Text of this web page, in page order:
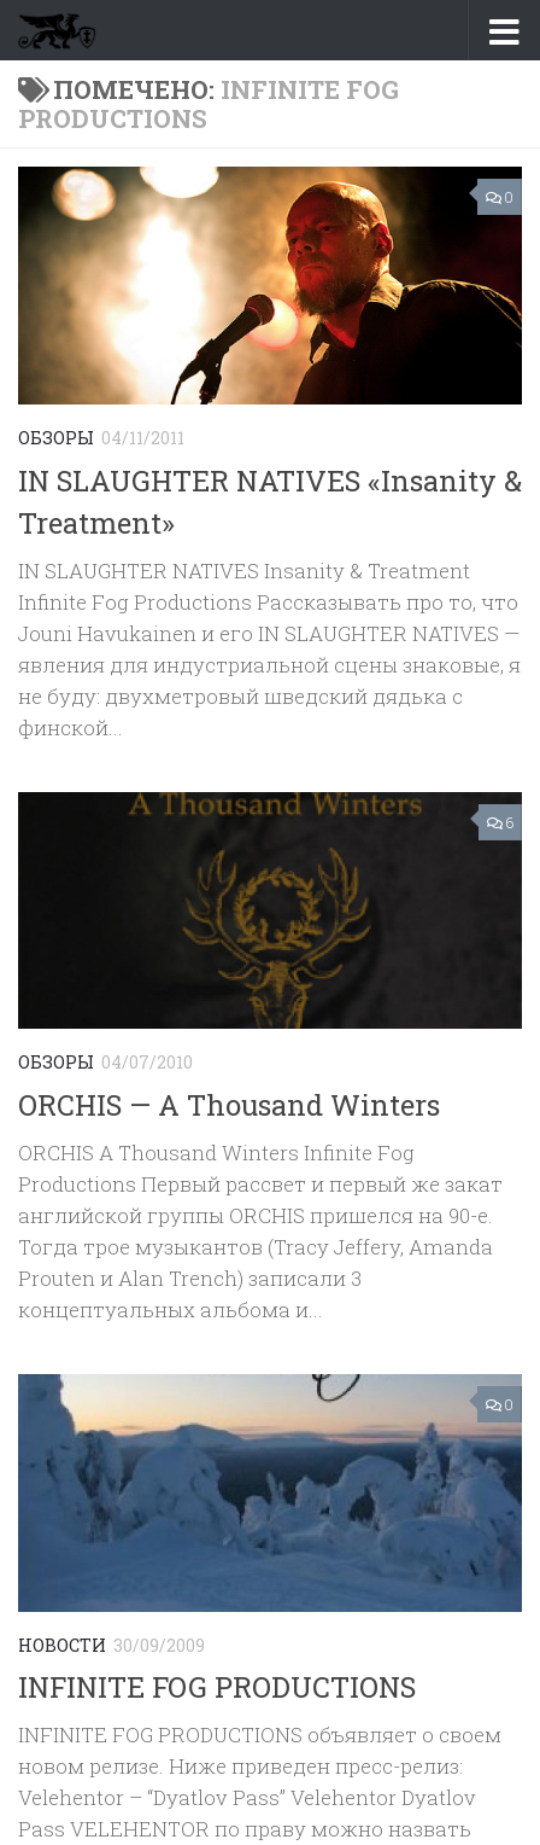
Перейти к содержимому
ПОМЕЧЕНО: INFINITE FOG
PRODUCTIONS
0
ОБЗОРЫ 04/11/2011
IN SLAUGHTER NATIVES «Insanity &
Treatment»
IN SLAUGHTER NATIVES Insanity & Treatment
Infinite Fog Productions Рассказывать про то, что
Jouni Havukainen и его IN SLAUGHTER NATIVES —
явления для индустриальной сцены знаковые, я
не буду: двухметровый шведский дядька с
финской...
6
ОБЗОРЫ 04/07/2010
ORCHIS — A Thousand Winters
ORCHIS A Thousand Winters Infinite Fog
Productions Первый рассвет и первый же закат
английской группы ORCHIS пришелся на 90-е.
Тогда трое музыкантов (Tracy Jeffery, Amanda
Prouten и Alan Trench) записали 3
концептуальных альбома и...
0
НОВОСТИ 30/09/2009
INFINITE FOG PRODUCTIONS
INFINITE FOG PRODUCTIONS объявляет о своем
новом релизе. Ниже приведен пресс-релиз:
Velehentor – “Dyatlov Pass” Velehentor Dyatlov
Pass VELEHENTOR по праву можно назвать